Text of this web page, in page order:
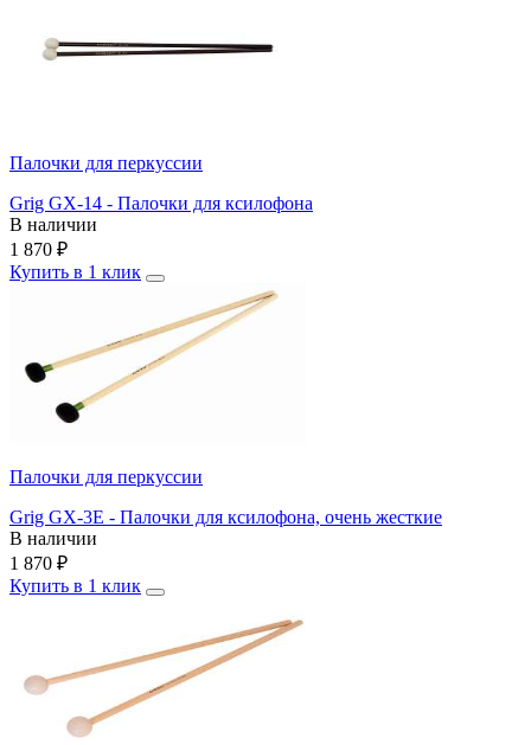
Палочки для перкуссии
Grig GX-14 - Палочки для ксилофона
В наличии
1 870 ₽
Купить в 1 клик
Палочки для перкуссии
Grig GX-3E - Палочки для ксилофона, очень жесткие
В наличии
1 870 ₽
Купить в 1 клик